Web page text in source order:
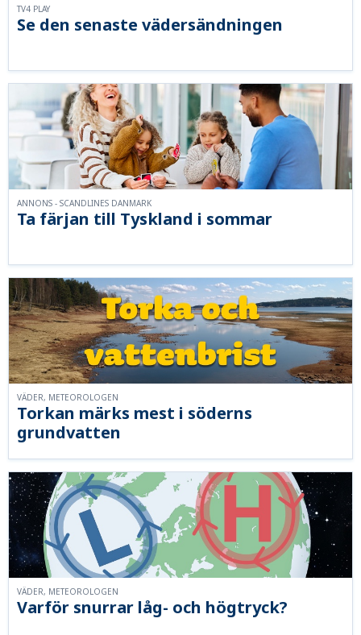
Se den senaste vädersändningen
TV4 PLAY
Ta färjan till Tyskland i sommar
ANNONS - SCANDLINES DANMARK
Torkan märks mest i söderns
grundvatten
VÄDER, METEOROLOGEN
Varför snurrar låg- och högtryck?
VÄDER, METEOROLOGEN